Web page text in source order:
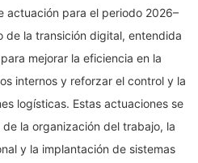
actuación para el periodo 2026–
de la transición digital, entendida
mejorar la eficiencia en la
internos y reforzar el control y la
logísticas. Estas actuaciones se
la organización del trabajo, la
y la implantación de sistemas